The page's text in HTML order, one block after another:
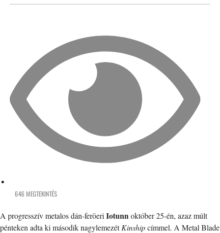
646 MEGTEKINTÉS
A progresszív metalos dán-feröeri Iotunnoktóber 25-én, azaz múlt
pénteken adta ki második nagylemezétKinshipcímmel. A Metal Blade